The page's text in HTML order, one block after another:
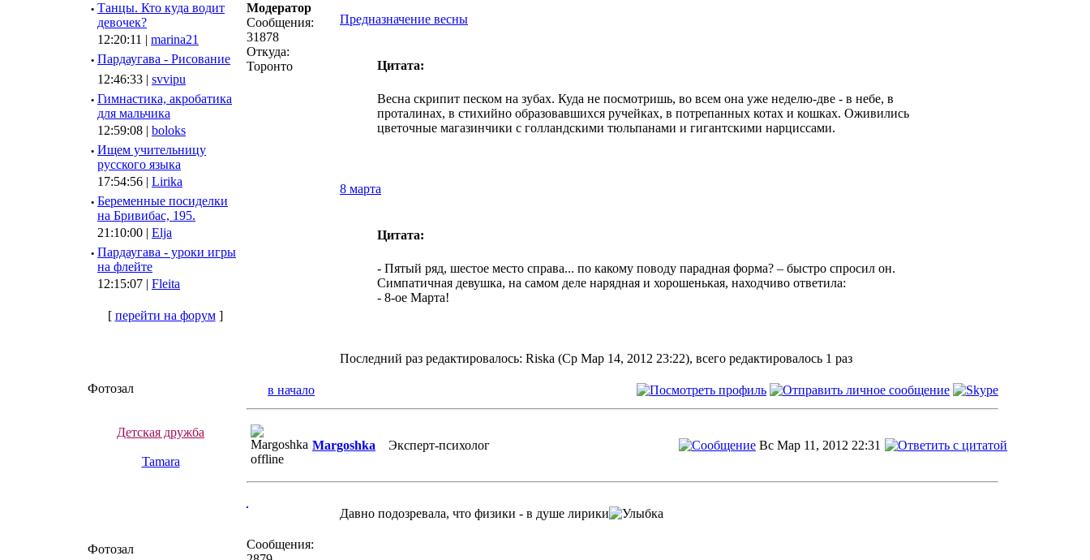
· Танцы. Кто куда водит
девочек?
12:20:11 | marina21
· Пардаугава - Рисование
12:46:33 | svvipu
· Гимнастика, акробатика
для мальчика
12:59:08 | boloks
· Ищем учительницу
русского языка
17:54:56 | Lirika
· Беременные посиделки
на Бривибас, 195.
21:10:00 | Elja
· Пардаугава - уроки игры
на флейте
12:15:07 | Fleita
[ перейти на форум]
Фотозал
Детская дружба
Tamara
Фотозал
Модератор
Сообщения:
31878
Откуда:
Торонто
Предназначение весны
Цитата:
Весна скрипит песком на зубах. Куда не посмотришь, во всем она уже неделю-две - в небе, в
проталинах, в стихийно образовавшихся ручейках, в потрепанных котах и кошках. Оживились
цветочные магазинчики c голландскими тюльпанами и гигантскими нарциссами.
8 марта
Цитата:
- Пятый ряд, шестое место справа... по какому поводу парадная форма? – быстро спросил он.
Симпатичная девушка, на самом деле нарядная и хорошенькая, находчиво ответила:
- 8-ое Марта!
Последний раз редактировалось: Riska (Ср Мар 14, 2012 23:22), всего редактировалось 1 раз
в начало
Margoshka Эксперт-психолог Вс Мар 11, 2012 22:31
Сообщения:
Давно подозревала, что физики - в душе лирики